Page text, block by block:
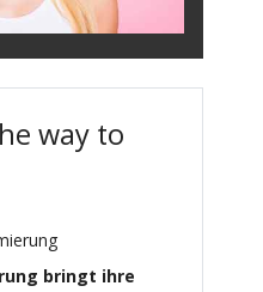
way to
bringt ihre